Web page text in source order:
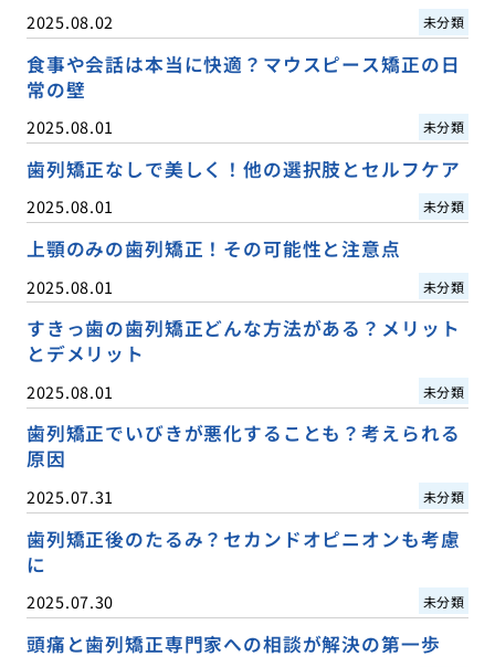
2025.08.02 未分類
食事や会話は本当に快適？マウスピース矯正の日
常の壁
2025.08.01 未分類
歯列矯正なしで美しく！他の選択肢とセルフケア
2025.08.01 未分類
上顎のみの歯列矯正！その可能性と注意点
2025.08.01 未分類
すきっ歯の歯列矯正どんな方法がある？メリット
とデメリット
2025.08.01 未分類
歯列矯正でいびきが悪化することも？考えられる
原因
2025.07.31 未分類
歯列矯正後のたるみ？セカンドオピニオンも考慮
に
2025.07.30 未分類
頭痛と歯列矯正専門家への相談が解決の第一歩